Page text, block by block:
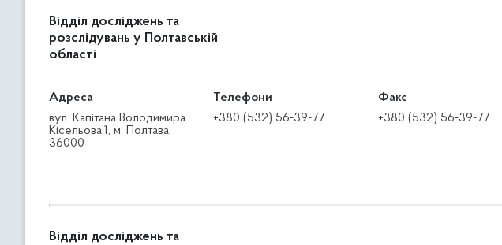
Відділ досліджень та
розслідувань у Полтавській
області
Адреса
вул. Капітана Володимира
Кісельова,1, м. Полтава,
36000
Телефони
+380 (532) 56-39-77
Факс
+380 (532) 56-39-77
Відділ досліджень та